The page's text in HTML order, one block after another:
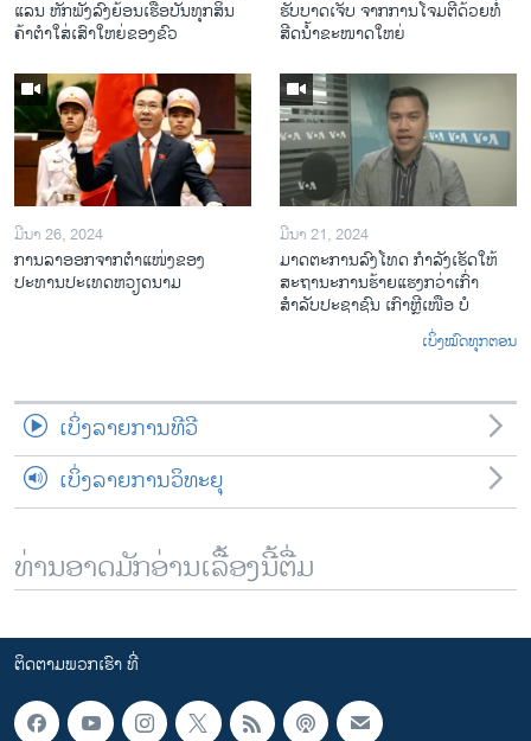
ແລນ ຫັກພັງລົງຍ້ອນເຮືອບັນທຸກສິນ
ຄ້າຕໍາໃສ່ເສົາໃຫຍ່ຂອງຂົວ
ຮັບບາດເຈັບ ຈາກການໂຈມຕີດ້ວຍທໍ່
ສີດນໍ້າຂະໜາດໃຫຍ່
ມີນາ 26, 2024
ການລາອອກຈາກຕຳແໜ່ງຂອງ
ປະທານປະເທດຫວຽດນາມ
ມີນາ 21, 2024
ມາດຕະການລົງໂທດ ກຳລັງເຮັດໃຫ້
ສະຖານະການຮ້າຍແຮງກວ່າເກົ່າ
ສຳລັບປະຊາຊົນ ເກົາຫຼີເໜືອ ບໍ
ເບິ່ງໝົດທຸກຕອນ
ເບິ່ງລາຍການທີວີ
ເບິ່ງລາຍການວິທະຍຸ
ທ່ານອາດມັກອ່ານເລື້ອງນີ້ຕື່ມ
ຕິດຕາມພວກເຮົາ ທີ່